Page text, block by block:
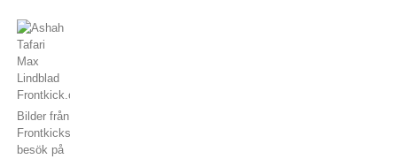
Bilder från
Frontkicks
besök på